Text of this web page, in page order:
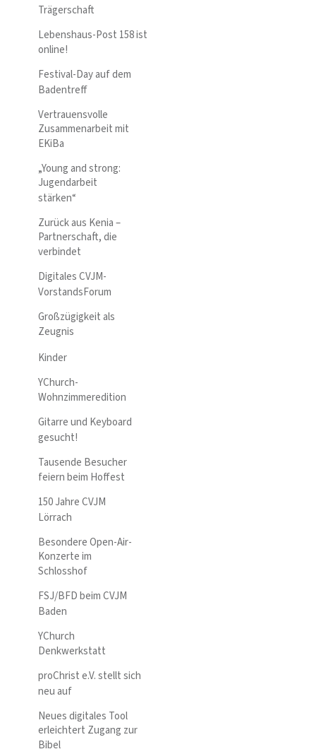
Trägerschaft
Lebenshaus-Post 158 ist
online!
Festival-Day auf dem
Badentreff
Vertrauensvolle
Zusammenarbeit mit
EKiBa
„Young and strong:
Jugendarbeit
stärken“
Zurück aus Kenia –
Partnerschaft, die
verbindet
Digitales CVJM-
VorstandsForum
Großzügigkeit als
Zeugnis
Kinder
YChurch-
Wohnzimmeredition
Gitarre und Keyboard
gesucht!
Tausende Besucher
feiern beim Hoffest
150 Jahre CVJM
Lörrach
Besondere Open-Air-
Konzerte im
Schlosshof
FSJ/BFD beim CVJM
Baden
YChurch
Denkwerkstatt
proChrist e.V. stellt sich
neu auf
Neues digitales Tool
erleichtert Zugang zur
Bibel